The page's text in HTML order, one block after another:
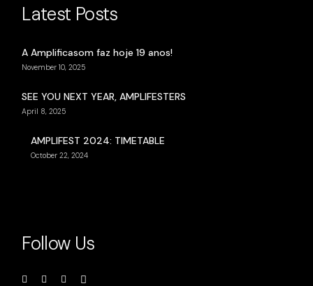
Latest Posts
A Amplificasom faz hoje 19 anos!
November 10, 2025
SEE YOU NEXT YEAR, AMPLIFESTERS
April 8, 2025
AMPLIFEST 2024: TIMETABLE
October 22, 2024
Follow Us